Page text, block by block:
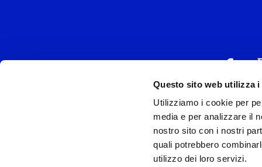
Questo sito web utilizza i
Utilizziamo i cookie per
media e per analizzare il
nostro sito con i nostri
quali potrebbero
utilizzo dei loro servizi.
UNIVERSAL
P.IVA
Universal Music Italia, nel rispetto delle